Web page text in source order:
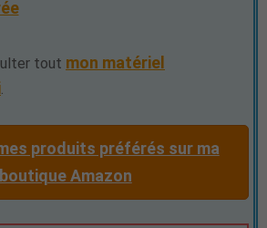
tout mon matériel
.
produits préférés sur ma
boutique Amazon